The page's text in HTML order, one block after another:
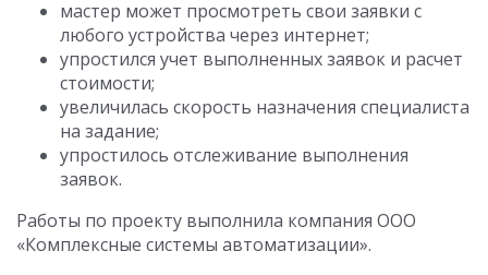
мастер может просмотреть свои заявки с
любого устройства через интернет;
упростился учет выполненных заявок и расчет
стоимости;
увеличилась скорость назначения специалиста
на задание;
упростилось отслеживание выполнения
заявок.
Работы по проекту выполнила компания ООО
«Комплексные системы автоматизации».